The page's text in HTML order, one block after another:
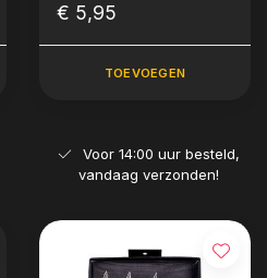
stuks
€ 5,95
TOEVOEGEN
Voor 14:00 uur besteld,
vandaag verzonden!